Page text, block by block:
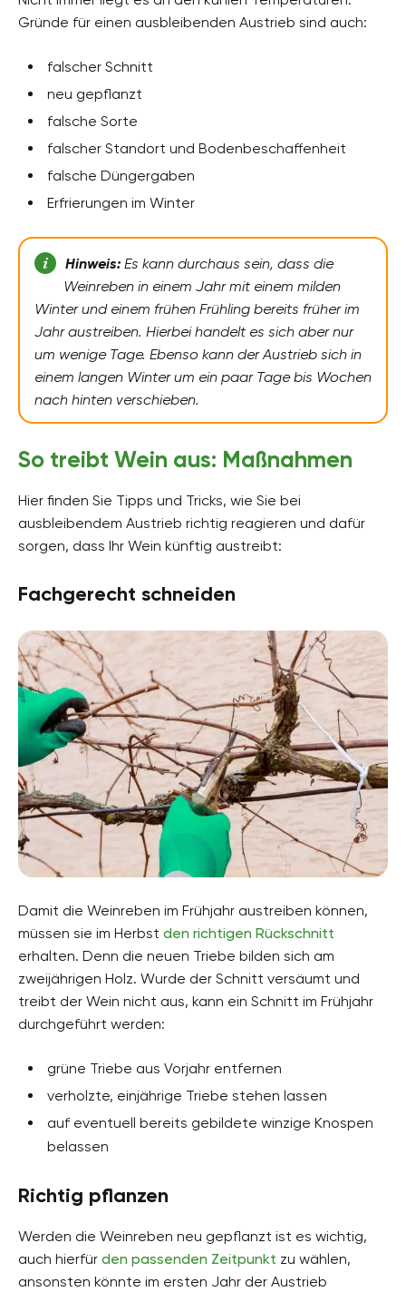
Gründe für einen ausbleibenden Austrieb sind auch:
falscher Schnitt
neu gepflanzt
falsche Sorte
falscher Standort und Bodenbeschaffenheit
falsche Düngergaben
Erfrierungen im Winter
Hinweis:Es kann durchaus sein, dass die
Weinreben in einem Jahr mit einem milden
Winter und einem frühen Frühling bereits früher im
Jahr austreiben. Hierbei handelt es sich aber nur
um wenige Tage. Ebenso kann der Austrieb sich in
einem langen Winter um ein paar Tage bis Wochen
nach hinten verschieben.
So treibt Wein aus: Maßnahmen
Hier finden Sie Tipps und Tricks, wie Sie bei
ausbleibendem Austrieb richtig reagieren und dafür
sorgen, dass Ihr Wein künftig austreibt:
Fachgerecht schneiden
Damit die Weinreben im Frühjahr austreiben können,
müssen sie im Herbst den richtigen Rückschnitt
erhalten. Denn die neuen Triebe bilden sich am
zweijährigen Holz. Wurde der Schnitt versäumt und
treibt der Wein nicht aus, kann ein Schnitt im Frühjahr
durchgeführt werden:
grüne Triebe aus Vorjahr entfernen
verholzte, einjährige Triebe stehen lassen
auf eventuell bereits gebildete winzige Knospen
belassen
Richtig pflanzen
Werden die Weinreben neu gepflanzt ist es wichtig,
auch hierfür den passenden Zeitpunkt zu wählen,
ansonsten könnte im ersten Jahr der Austrieb